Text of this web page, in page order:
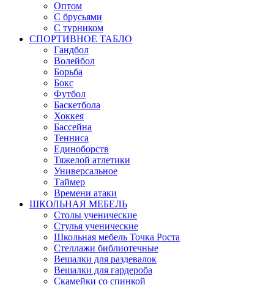
Оптом
С брусьями
С турником
СПОРТИВНОЕ ТАБЛО
Гандбол
Волейбол
Борьба
Бокс
Футбол
Баскетбола
Хоккея
Бассейна
Тенниса
Единоборств
Тяжелой атлетики
Универсальное
Таймер
Времени атаки
ШКОЛЬНАЯ МЕБЕЛЬ
Столы ученические
Стулья ученические
Школьная мебель Точка Роста
Стеллажи библиотечные
Вешалки для раздевалок
Вешалки для гардероба
Скамейки со спинкой